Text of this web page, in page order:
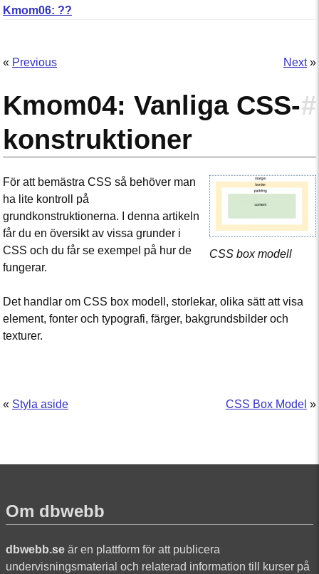
Kmom06: ??
Next»
« Previous
#
Kmom04: Vanliga CSS-
konstruktioner
CSS box modell
För att bemästra CSS så behöver man
ha lite kontroll på
grundkonstruktionerna. I denna artikeln
får du en översikt av vissa grunder i
CSS och du får se exempel på hur de
fungerar.
Det handlar om CSS box modell, storlekar, olika sätt att visa
element, fonter och typografi, färger, bakgrundsbilder och
texturer.
CSS Box Model »
« Styla aside
Om dbwebb
dbwebb.seär en plattform för att publicera
undervisningsmaterial och relaterad information till kurser på